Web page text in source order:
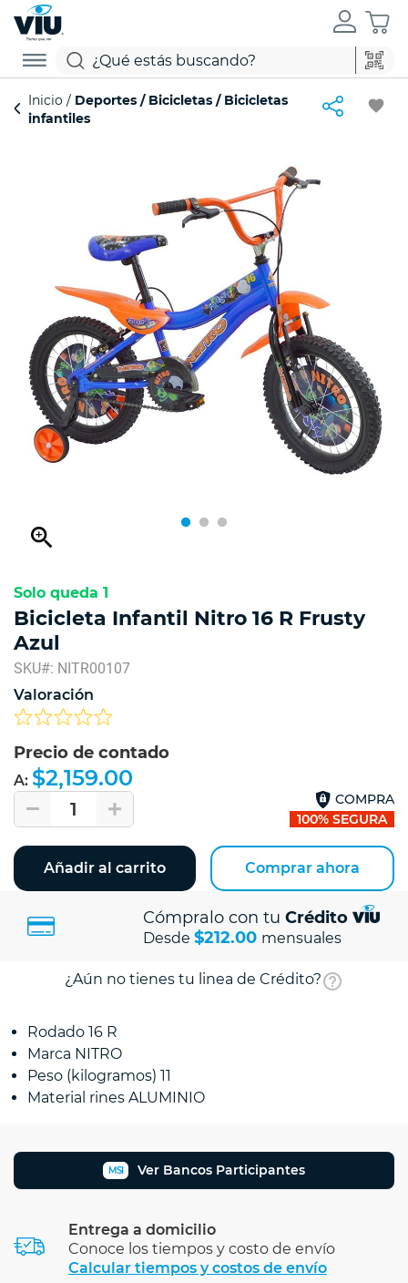
Inicio Deportes Bicicletas Bicicletas
infantiles
favorite
zoom_in
Solo queda 1
Bicicleta Infantil Nitro 16 R Frusty
Azul
SKU#: NITR00107
Valoración
Precio de contado
A: $2,159.00
1
COMPRA
100% SEGURA
Añadir al carrito Comprar ahora
Cómpralo con tu Crédito
Desde $212.00 mensuales
¿Aún no tienes tu linea de Crédito?
Rodado 16 R
Marca NITRO
Peso (kilogramos) 11
Material rines ALUMINIO
MSI Ver Bancos Participantes
Entrega a domicilio
Conoce los tiempos y costo de envío
Calcular tiempos y costos de envío